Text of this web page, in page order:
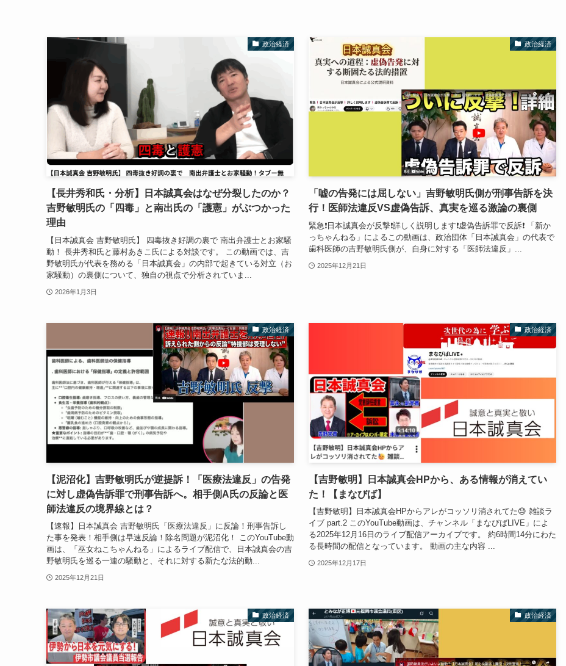
政治経済
【長井秀和氏・分析】日本誠真会はなぜ分裂したのか？
吉野敏明氏の「四毒」と南出氏の「護憲」がぶつかった
理由
【日本誠真会 吉野敏明氏】 四毒抜き好調の裏で 南出弁護士とお家騒
動！ 長井秀和氏と藤村あきこ氏による対談です。 この動画では、吉
野敏明氏が代表を務める「日本誠真会」の内部で起きている対立（お
家騒動）の裏側について、独自の視点で分析されていま...
2026年1月3日
政治経済
「嘘の告発には屈しない」吉野敏明氏側が刑事告訴を決
行！医師法違反VS虚偽告訴、真実を巡る激論の裏側
緊急❗️日本誠真会が反撃❗️詳しく説明します❗️虚偽告訴罪で反訴❗️ 「新か
っちゃんねる」によるこの動画は、政治団体「日本誠真会」の代表で
歯科医師の吉野敏明氏側が、自身に対する「医師法違反」...
2025年12月21日
政治経済
【泥沼化】吉野敏明氏が逆提訴！「医療法違反」の告発
に対し虚偽告訴罪で刑事告訴へ。相手側A氏の反論と医
師法違反の境界線とは？
【速報】日本誠真会 吉野敏明氏「医療法違反」に反論！刑事告訴し
た事を発表！相手側は早速反論！除名問題が泥沼化！ このYouTube動
画は、「巫女ねこちゃんねる」によるライブ配信で、日本誠真会の吉
野敏明氏を巡る一連の騒動と、それに対する新たな法的動...
2025年12月21日
政治経済
【吉野敏明】日本誠真会HPから、ある情報が消えてい
た！【まなびば】
【吉野敏明】日本誠真会HPからアレがコッソリ消されてた😓 雑談ラ
イブ part.2 このYouTube動画は、チャンネル「まなびばLIVE」によ
る2025年12月16日のライブ配信アーカイブです。 約6時間14分にわた
る長時間の配信となっています。 動画の主な内容 ...
2025年12月17日
政治経済 政治経済